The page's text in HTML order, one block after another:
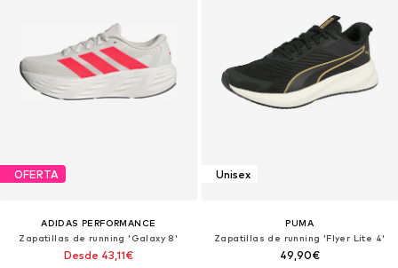
OFERTA
ADIDAS PERFORMANCE
Zapatillas de running 'Galaxy 8'
Desde 43,11€
Unisex
PUMA
Zapatillas de running 'Flyer Lite 4'
49,90€